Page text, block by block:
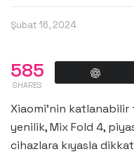
Şubat 16, 2024
585
SHARES
Xiaomi’nin
yenilik, Mix Fold 4,
cihazlara kıyasla